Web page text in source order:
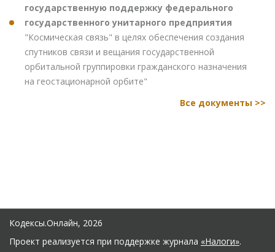
государственную поддержку федерального
государственного унитарного предприятия
"Космическая связь" в целях обеспечения создания
спутников связи и вещания государственной
орбитальной группировки гражданского назначения
на геостационарной орбите"
Все документы >>
Кодексы.Онлайн, 2026
Проект реализуется при поддержке журнала «Налоги».